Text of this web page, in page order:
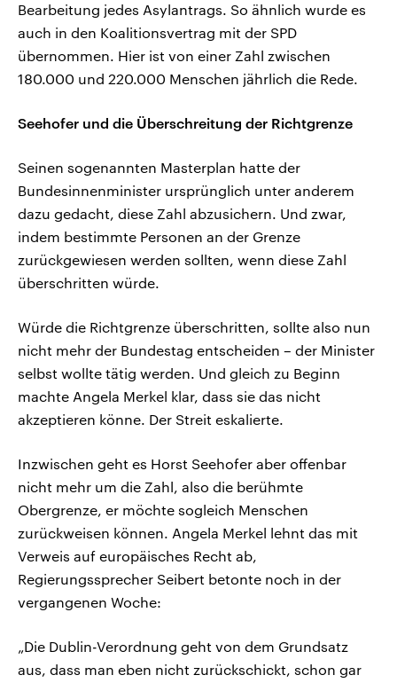
Bearbeitung jedes Asylantrags. So ähnlich wurde es
auch in den Koalitionsvertrag mit der SPD
übernommen. Hier ist von einer Zahl zwischen
180.000 und 220.000 Menschen jährlich die Rede.
Seehofer und die Überschreitung der Richtgrenze
Seinen sogenannten Masterplan hatte der
Bundesinnenminister ursprünglich unter anderem
dazu gedacht, diese Zahl abzusichern. Und zwar,
indem bestimmte Personen an der Grenze
zurückgewiesen werden sollten, wenn diese Zahl
überschritten würde.
Würde die Richtgrenze überschritten, sollte also nun
nicht mehr der Bundestag entscheiden – der Minister
selbst wollte tätig werden. Und gleich zu Beginn
machte Angela Merkel klar, dass sie das nicht
akzeptieren könne. Der Streit eskalierte.
Inzwischen geht es Horst Seehofer aber offenbar
nicht mehr um die Zahl, also die berühmte
Obergrenze, er möchte sogleich Menschen
zurückweisen können. Angela Merkel lehnt das mit
Verweis auf europäisches Recht ab,
Regierungssprecher Seibert betonte noch in der
vergangenen Woche:
„Die Dublin-Verordnung geht von dem Grundsatz
aus, dass man eben nicht zurückschickt, schon gar